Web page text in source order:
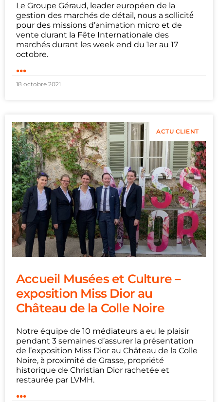
Le Groupe Géraud, leader européen de la
gestion des marchés de détail, nous a sollicité́
pour des missions d’animation micro et de
vente durant la Fête Internationale des
marchés durant les week end du 1er au 17
octobre.
...
18 octobre 2021
ACTU CLIENT
Accueil Musées et Culture –
exposition Miss Dior au
Château de la Colle Noire
Notre équipe de 10 médiateurs a eu le plaisir
pendant 3 semaines d’assurer la présentation
de l’exposition Miss Dior au Château de la Colle
Noire, à proximité de Grasse, propriété
historique de Christian Dior rachetée et
restaurée par LVMH.
...